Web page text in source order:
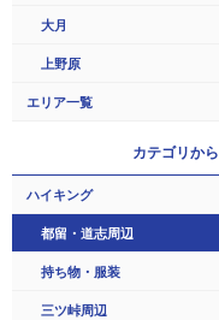
大月
上野原
エリア一覧
カテゴリから
ハイキング
都留・道志周辺
持ち物・服装
三ツ峠周辺